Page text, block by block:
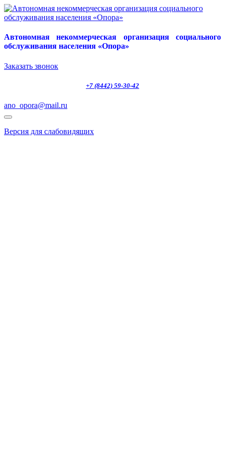
Автономная некоммерческая организация социального
обслуживания населения «Опора»
Заказать звонок
+7 (8442) 59-30-42
ano_opora@mail.ru
Версия для слабовидящих